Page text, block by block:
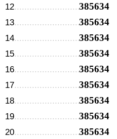
12 385634
13 385634
14 385634
15 385634
16 385634
17 385634
18 385634
19 385634
20 385634